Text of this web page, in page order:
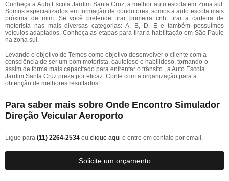
Conheça a Auto Escola Jardim Santa Cruz, a melhor auto escola em Zona sul.
Somos especializados em formação de condutores, somos a auto escola mais
próxima de mim. Se você pretende tirar primeira cnh, tirar a carteira de
motorista nas mais diversas categorias: A, B, D, E e também possuímos
veículos adaptados. Conheça as etapas para tirar a habilitação em São Paulo
na zona sul.
Levando o objetivo de Temos como objetivo desenvolver o cliente com a
consciência de ser um bom motorista, cauteloso e habilidoso, tornando-o
assim de forma mais capacitado para enfrentar o trânsito., a Auto Escola
Jardim Santa Cruz preza por eficaz. Conte com a organização para a
obtenção de melhores resultados!
Para saber mais sobre Onde Encontro Simulador
Direção Veicular Aeroporto
Ligue para (11) 2264-2534 ou clique aqui e entre em contato por email.
Solicite um orçamento